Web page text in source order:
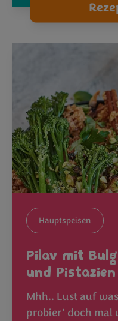
Hauptspeisen
Pilav mit
und Pistazien
Mhh.. Lust auf
probier' doch mal